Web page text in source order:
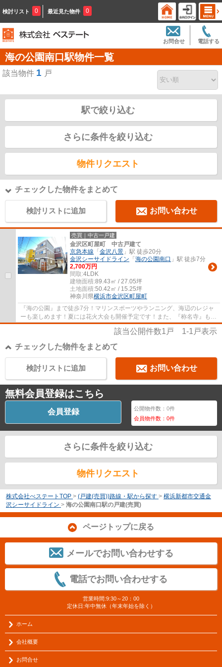
検討リスト 0 最近見た物件 0
電話する
お問合せ
海の公園南口駅物件一覧
該当物件 1 戸
駅で絞り込む
さらに条件を絞り込む
物件リクエスト
チェックした物件をまとめて
検討リストに追加 お問い合わせ
売買｜中古一戸建
金沢区町屋町 中古戸建て
京急本線 「 金沢八景 」駅 徒歩20分
金沢シーサイドライン 「 海の公園南口 」駅 徒歩7分
2,700万円
間取:4LDK
建物面積:89.43㎡ / 27.05坪
土地面積:50.42㎡ / 15.25坪
神奈川県横浜市金沢区町屋町
『海の公園』まで徒歩7分！マリンスポーツやランニング、海辺のレジャ
ーも楽しめます！夏には花火大会も開催予定です！また、『称名寺』もあ
り、緑に囲まれて季節を感じられる場所です。
該当公開件数1 戸 1-1 戸表示
チェックした物件をまとめて
お問い合わせ
検討リストに追加
無料会員登録はこちら
会員登録 公開物件数：0件
会員物件数：0件
さらに条件を絞り込む
物件リクエスト
株式会社べステートTOP > (戸建(売買))路線・駅から探す > 横浜新都市交通金
沢シーサイドライン > 海の公園南口駅の戸建(売買)
ページトップに戻る
メールでお問い合わせする
電話でお問い合わせする
営業時間:9:30～20：00
定休日:年中無休（年末年始を除く）
ホーム
会社概要
お問合せ